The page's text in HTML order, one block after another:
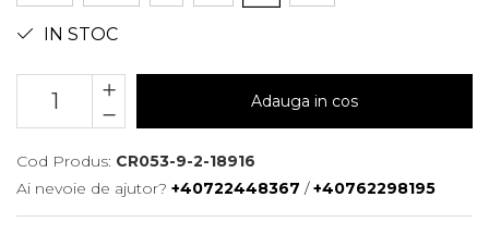
IN STOC
Adauga in cos
Cod Produs: CR053-9-2-18916
Ai nevoie de ajutor? +40722448367 /+40762298195